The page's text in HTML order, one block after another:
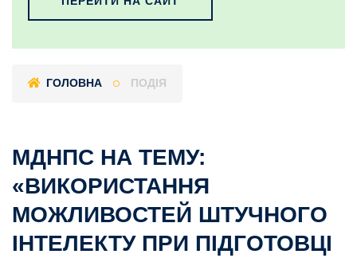
ГОЛОВНА ПОДІЯ
МДНПС НА ТЕМУ:
«ВИКОРИСТАННЯ
МОЖЛИВОСТЕЙ ШТУЧНОГО
ІНТЕЛЕКТУ ПРИ ПІДГОТОВЦІ